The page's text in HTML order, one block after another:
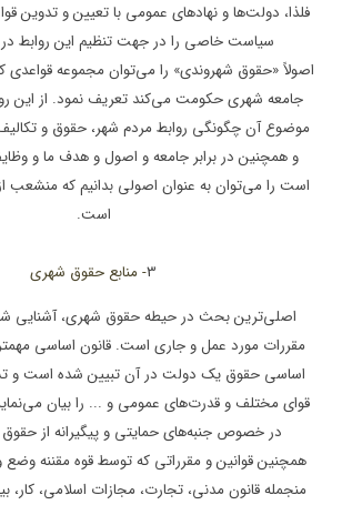
فلذا، دولت‌ها و نهادهای عمومی با تعیین و تدوین
سیاست خاصی را در جهت تنظیم این روابط در
اصولاً «حقوق شهروندی» را می‌توان مجموعه قواعدی
جامعه شهری حکومت می‌کند تعریف نمود. از این
موضوع آن چگونگی روابط مردم شهر، حقوق و تکالیف
و همچنین در برابر جامعه و اصول و هدف ما و
است را می‌توان به عنوان اصولی بدانیم که
است.
3- منابع حقوق شهری
اصلی‌ترین بحث در حیطه حقوق شهری، آشنایی
مقررات مورد عمل و جاری است. قانون اساسی
اساسی حقوق یک دولت در آن تبیین شده است و
قوای مختلف و قدرت‌های عمومی و ... را بیان
در خصوص جنبه‌های حمایتی و پیگیرانه از
همچنین قوانین و مقرراتی که توسط قوه مقننه
منجمله قانون مدنی، تجارت، مجازات اسلامی، کار،